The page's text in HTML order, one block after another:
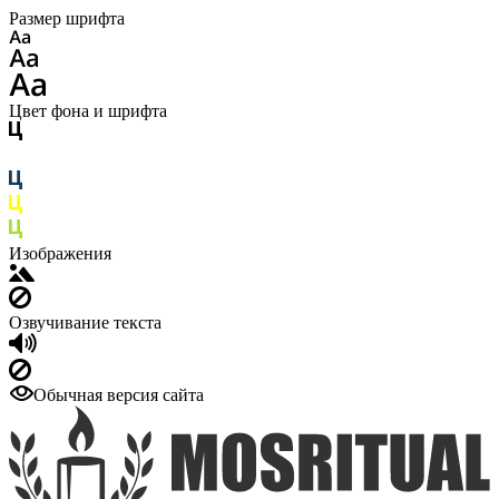
Размер шрифта
Цвет фона и шрифта
Изображения
Озвучивание текста
Обычная версия сайта